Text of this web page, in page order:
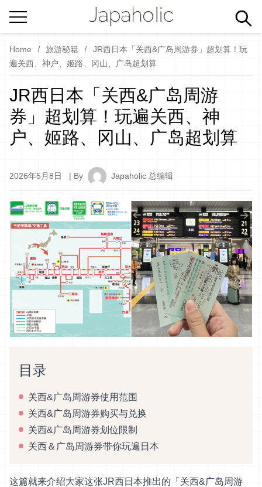
Home 旅游秘籍
JR西日本「关西&广岛周游券」超划算！玩
遍关西、神户、姬路、冈山、广岛超划算
JR西日本「关西&广岛周游
券」超划算！玩遍关西、神
户、姬路、冈山、广岛超划算
2026年5月8日 | By Japaholic 总编辑
目录
关西&广岛周游券使用范围
关西&广岛周游券购买与兑换
关西&广岛周游券划位限制
关西＆广岛周游券带你玩遍日本
这篇就来介绍大家这张JR西日本推出的「关西&广岛周游